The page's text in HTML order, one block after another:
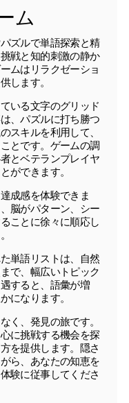
ム
ズルで単語探索と精
戦と知的刺激の静か
ムはリラクゼーショ
します。
いる文字のグリッド
、パズルに打ち勝つ
スキルを利用して、
とです。ゲームの調
とベテランプレイヤ
ができます。
成感を体験できま
脳がパターン、シー
ことに徐々に順応し
単語リストは、自然
で、幅広いトピック
すると、語彙が増
になります。
く、発見の旅です。
に挑戦する機会を探
を提供します。隠さ
ら、あなたの知恵を
験に従事してくださ